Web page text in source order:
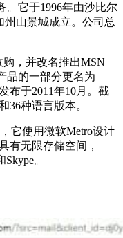
。它于1996年由沙比尔
州山景城成立。公司总
购，并改名推出MSN
品的一部分更名为
布于2011年10月。截
36种语言版本。
它使用微软Metro设计
有无限存储空间，
。